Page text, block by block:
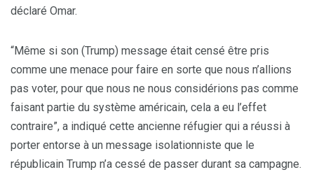
déclaré Omar.
“Même si son (Trump) message était censé être pris
comme une menace pour faire en sorte que nous n’allions
pas voter, pour que nous ne nous considérions pas comme
faisant partie du système américain, cela a eu l’effet
contraire”, a indiqué cette ancienne réfugier qui a réussi à
porter entorse à un message isolationniste que le
républicain Trump n’a cessé de passer durant sa campagne.